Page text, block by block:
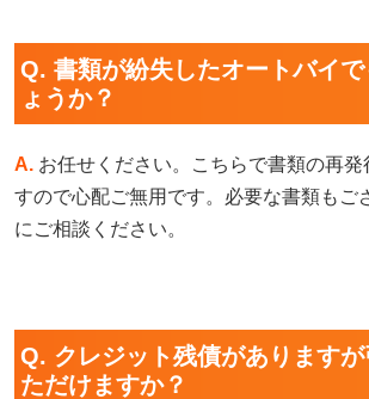
Q. 書類が紛失したオートバイ
ょうか？
A. お任せください。こちらで書類の再発
すので心配ご無用です。必要な書類もご
にご相談ください。
Q. クレジット残債があります
ただけますか？